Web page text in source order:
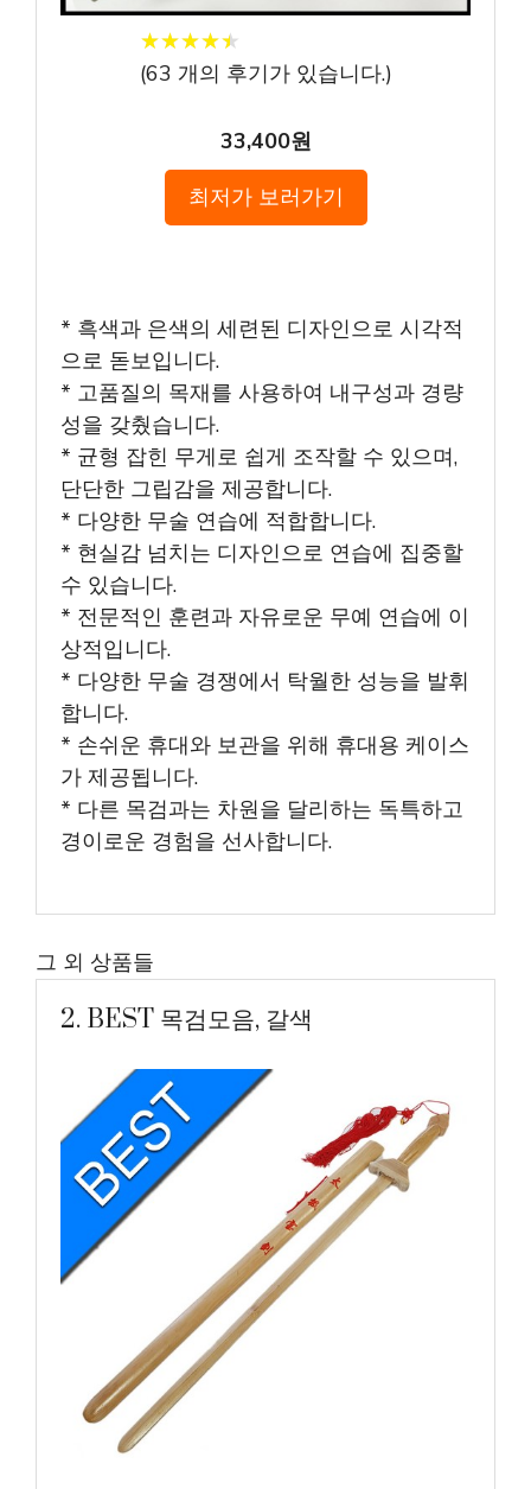
★★★★★
★★★★★
(63 개의 후기가 있습니다.)
33,400원
최저가 보러가기
* 흑색과 은색의 세련된 디자인으로 시각적
으로 돋보입니다.
* 고품질의 목재를 사용하여 내구성과 경량
성을 갖췄습니다.
* 균형 잡힌 무게로 쉽게 조작할 수 있으며,
단단한 그립감을 제공합니다.
* 다양한 무술 연습에 적합합니다.
* 현실감 넘치는 디자인으로 연습에 집중할
수 있습니다.
* 전문적인 훈련과 자유로운 무예 연습에 이
상적입니다.
* 다양한 무술 경쟁에서 탁월한 성능을 발휘
합니다.
* 손쉬운 휴대와 보관을 위해 휴대용 케이스
가 제공됩니다.
* 다른 목검과는 차원을 달리하는 독특하고
경이로운 경험을 선사합니다.
그 외 상품들
2. BEST 목검모음, 갈색